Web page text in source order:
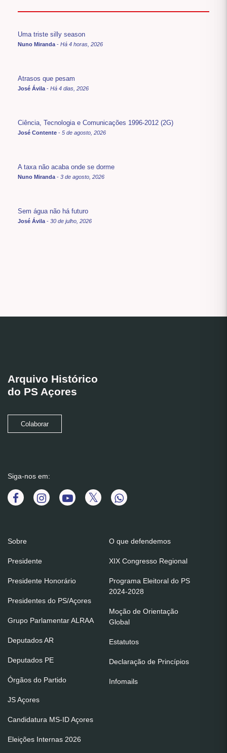
Uma triste silly season
Nuno Miranda - Há 4 horas, 2026
Atrasos que pesam
José Ávila - Há 4 dias, 2026
Ciência, Tecnologia e Comunicações 1996-2012 (2G)
José Contente - 5 de agosto, 2026
A taxa não acaba onde se dorme
Nuno Miranda - 3 de agosto, 2026
Sem água não há futuro
José Ávila - 30 de julho, 2026
Arquivo Histórico
do PS Açores
Colaborar
Siga-nos em:
Sobre
Presidente
Presidente Honorário
Presidentes do PS/Açores
Grupo Parlamentar ALRAA
Deputados AR
Deputados PE
Órgãos do Partido
JS Açores
Candidatura MS-ID Açores
Eleições Internas 2026
O que defendemos
XIX Congresso Regional
Programa Eleitoral do PS
2024-2028
Moção de Orientação
Global
Estatutos
Declaração de Princípios
Infomails